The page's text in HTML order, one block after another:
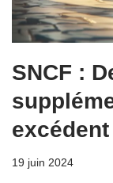
SNCF :
19 juin 2024